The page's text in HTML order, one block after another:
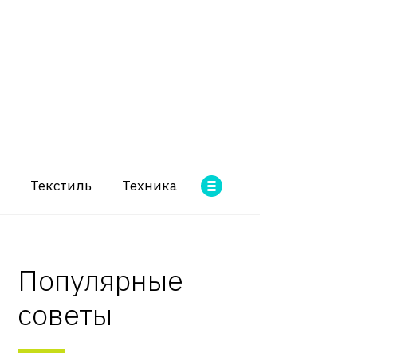
Текстиль Техника
Популярные
советы